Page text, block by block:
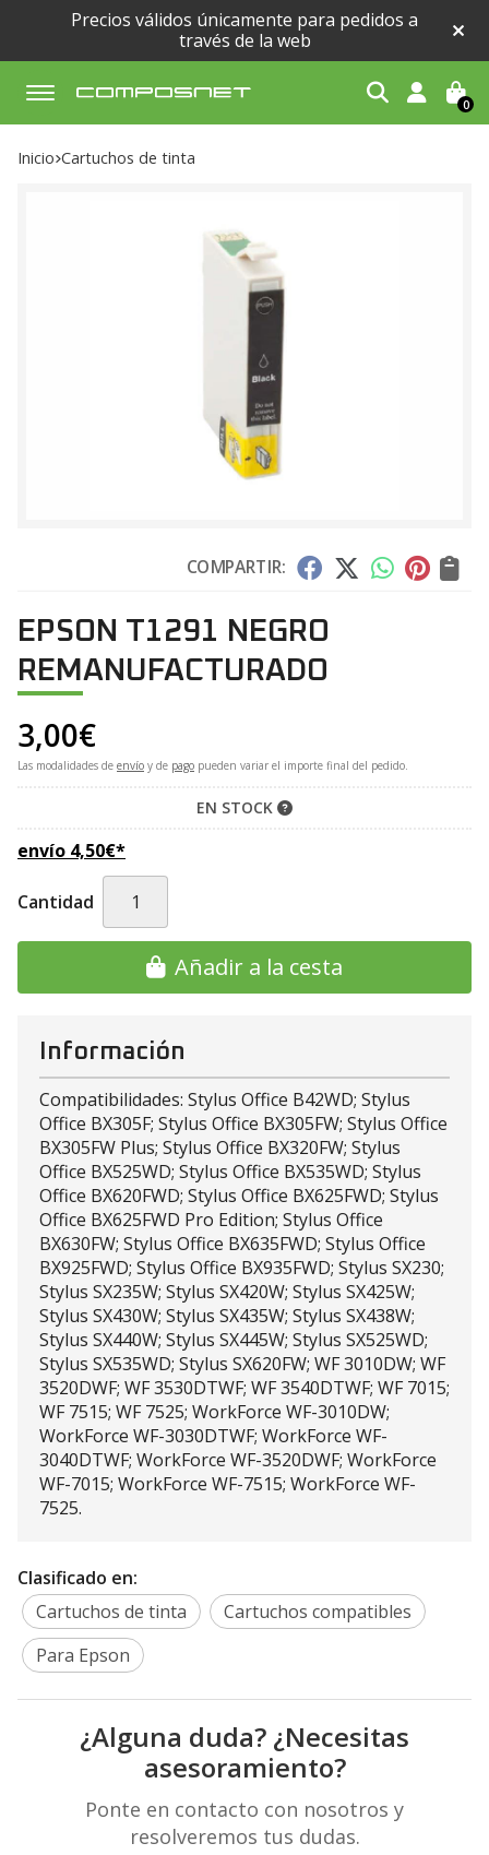
Precios válidos únicamente para pedidos a
través de la web
Buscar 0
Inicio cartuchos de tinta
COMPARTIR:
EPSON T1291 NEGRO
REMANUFACTURADO
3,00€
Las modalidades de envío y de pago pueden variar el importe final del pedido.
EN STOCK
envío 4,50€*
Cantidad
Añadir a la cesta
Información
Compatibilidades: Stylus Office B42WD; Stylus
Office BX305F; Stylus Office BX305FW; Stylus Office
BX305FW Plus; Stylus Office BX320FW; Stylus
Office BX525WD; Stylus Office BX535WD; Stylus
Office BX620FWD; Stylus Office BX625FWD; Stylus
Office BX625FWD Pro Edition; Stylus Office
BX630FW; Stylus Office BX635FWD; Stylus Office
BX925FWD; Stylus Office BX935FWD; Stylus SX230;
Stylus SX235W; Stylus SX420W; Stylus SX425W;
Stylus SX430W; Stylus SX435W; Stylus SX438W;
Stylus SX440W; Stylus SX445W; Stylus SX525WD;
Stylus SX535WD; Stylus SX620FW; WF 3010DW; WF
3520DWF; WF 3530DTWF; WF 3540DTWF; WF 7015;
WF 7515; WF 7525; WorkForce WF-3010DW;
WorkForce WF-3030DTWF; WorkForce WF-
3040DTWF; WorkForce WF-3520DWF; WorkForce
WF-7015; WorkForce WF-7515; WorkForce WF-
7525.
Clasificado en:
Cartuchos de tinta
Cartuchos compatibles
Para Epson
¿Alguna duda? ¿Necesitas
asesoramiento?
Ponte en contacto con nosotros y
resolveremos tus dudas.